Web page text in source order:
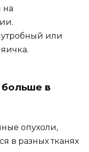
на
или
в
опухоли,
в разных тканях